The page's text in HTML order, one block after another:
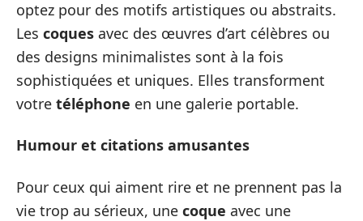
optez pour des motifs artistiques ou abstraits.
Les coques avec des œuvres d’art célèbres ou
des designs minimalistes sont à la fois
sophistiquées et uniques. Elles transforment
votre téléphone en une galerie portable.
Humour et citations amusantes
Pour ceux qui aiment rire et ne prennent pas la
vie trop au sérieux, une coque avec une